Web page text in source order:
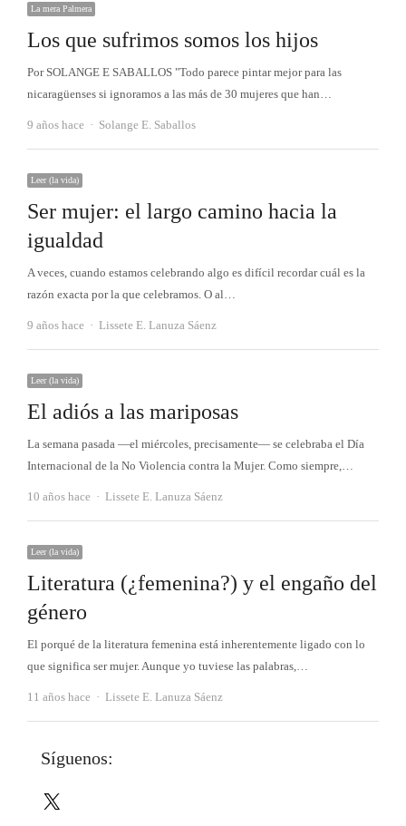
La mera Palmera
Los que sufrimos somos los hijos
Por SOLANGE E SABALLOS "Todo parece pintar mejor para las
nicaragüenses si ignoramos a las más de 30 mujeres que han…
9 años hace Autor
Solange E. Saballos
Leer (la vida)
Ser mujer: el largo camino hacia la
igualdad
A veces, cuando estamos celebrando algo es difícil recordar cuál es la
razón exacta por la que celebramos. O al…
9 años hace Autor
Lissete E. Lanuza Sáenz
Leer (la vida)
El adiós a las mariposas
La semana pasada —el miércoles, precisamente— se celebraba el Día
Internacional de la No Violencia contra la Mujer. Como siempre,…
10 años hace Autor
Lissete E. Lanuza Sáenz
Leer (la vida)
Literatura (¿femenina?) y el engaño del
género
El porqué de la literatura femenina está inherentemente ligado con lo
que significa ser mujer. Aunque yo tuviese las palabras,…
11 años hace Autor
Lissete E. Lanuza Sáenz
Síguenos: